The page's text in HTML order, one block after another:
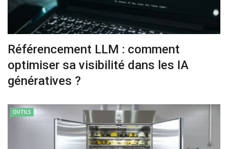
Référencement LLM : comment
optimiser sa visibilité dans les IA
génératives ?
OUTILS